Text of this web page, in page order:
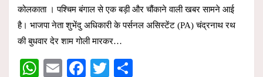
at
s
A
ail ce
b
o
tt
er
ar
कोलकाता । पश्चिम बंगाल से एक बड़ी और चौंकाने वाली खबर सामने आई
है। भाजपा नेता शुभेंदु अधिकारी के पर्सनल असिस्टेंट (PA) चंद्रनाथ रथ
की बुधवार देर शाम गोली मारकर…
W E
F
T